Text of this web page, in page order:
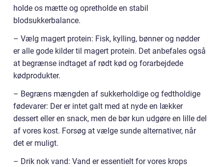
holde os mætte og opretholde en stabil
blodsukkerbalance.
– Vælg magert protein: Fisk, kylling, bønner og nødder
er alle gode kilder til magert protein. Det anbefales også
at begrænse indtaget af rødt kød og forarbejdede
kødprodukter.
– Begræns mængden af sukkerholdige og fedtholdige
fødevarer: Der er intet galt med at nyde en lækker
dessert eller en snack, men de bør kun udgøre en lille del
af vores kost. Forsøg at vælge sunde alternativer, når
det er muligt.
– Drik nok vand: Vand er essentielt for vores krops